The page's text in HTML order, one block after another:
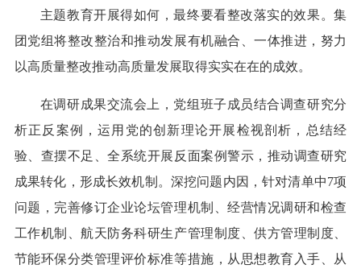
主题教育开展得如何，最终要看整改落实的效果。集
团党组将整改整治和推动发展有机融合、一体推进，努力
以高质量整改推动高质量发展取得实实在在的成效。
在调研成果交流会上，党组班子成员结合调查研究分
析正反案例，运用党的创新理论开展检视剖析，总结经
验、查摆不足、全系统开展反面案例警示，推动调查研究
成果转化，形成长效机制。深挖问题内因，针对清单中7项
问题，完善修订企业论坛管理机制、经营情况调研和检查
工作机制、航天防务科研生产管理制度、供方管理制度、
节能环保分类管理评价标准等措施，从思想教育入手、从